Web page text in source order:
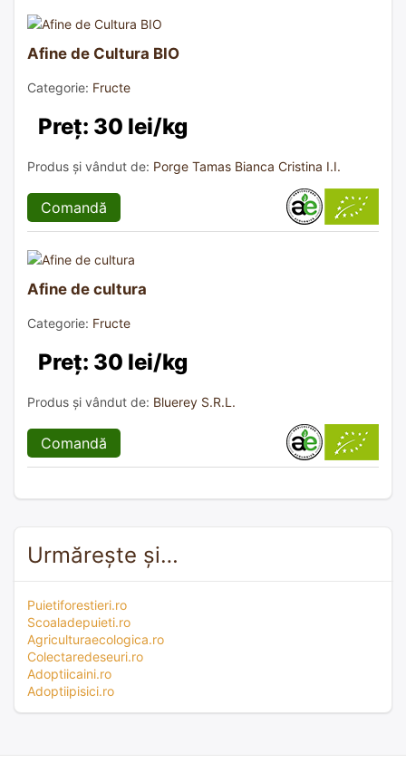
Afine de Cultura BIO
Categorie: Fructe
Preț: 30 lei/kg
Produs și vândut de: Porge Tamas Bianca Cristina I.I.
Comandă
Afine de cultura
Categorie: Fructe
Preț: 30 lei/kg
Produs și vândut de: Bluerey S.R.L.
Comandă
Urmărește și…
Puietiforestieri.ro
Scoaladepuieti.ro
Agriculturaecologica.ro
Colectaredeseuri.ro
Adoptiicaini.ro
Adoptiipisici.ro